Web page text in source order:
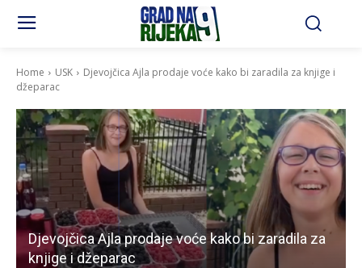
Home USK
Djevojčica Ajla prodaje voće kako bi zaradila za knjige i
džeparac
Djevojčica Ajla prodaje voće kako bi zaradila za
knjige i džeparac